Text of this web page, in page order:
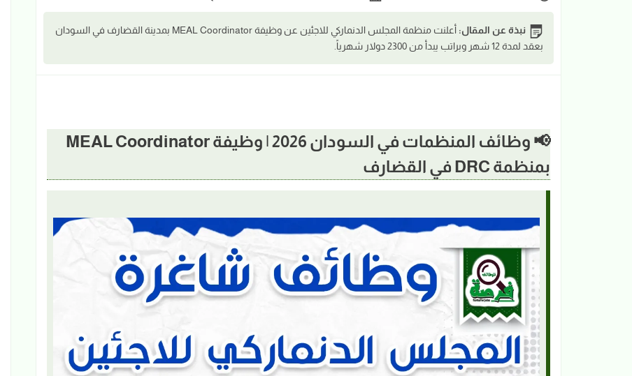
نبذة عن المقال:
أعلنت منظمة المجلس الدنماركي للاجئين عن وظيفة MEAL Coordinator بمدينة القضارف في السودان
بعقد لمدة 12 شهر وبراتب يبدأ من 2300 دولار شهرياً.
📢 وظائف المنظمات في السودان 2026 | وظيفة MEAL Coordinator
بمنظمة DRC في القضارف